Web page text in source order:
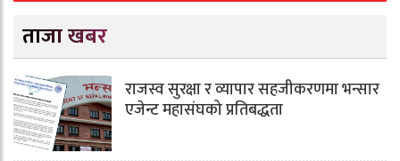
ताजा खबर
राजस्व सुरक्षा र व्यापार सहजीकरणमा भन्सार
एजेन्ट महासंघको प्रतिबद्धता